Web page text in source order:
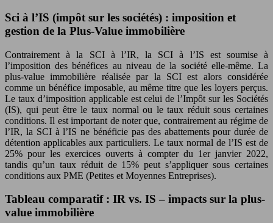
Sci à l’IS (impôt sur les sociétés) : imposition et
gestion de la Plus-Value immobilière
Contrairement à la SCI à l’IR, la SCI à l’IS est soumise à
l’imposition des bénéfices au niveau de la société elle-même. La
plus-value immobilière réalisée par la SCI est alors considérée
comme un bénéfice imposable, au même titre que les loyers perçus.
Le taux d’imposition applicable est celui de l’Impôt sur les Sociétés
(IS), qui peut être le taux normal ou le taux réduit sous certaines
conditions. Il est important de noter que, contrairement au régime de
l’IR, la SCI à l’IS ne bénéficie pas des abattements pour durée de
détention applicables aux particuliers. Le taux normal de l’IS est de
25% pour les exercices ouverts à compter du 1er janvier 2022,
tandis qu’un taux réduit de 15% peut s’appliquer sous certaines
conditions aux PME (Petites et Moyennes Entreprises).
Tableau comparatif : IR vs. IS – impacts sur la plus-
value immobilière